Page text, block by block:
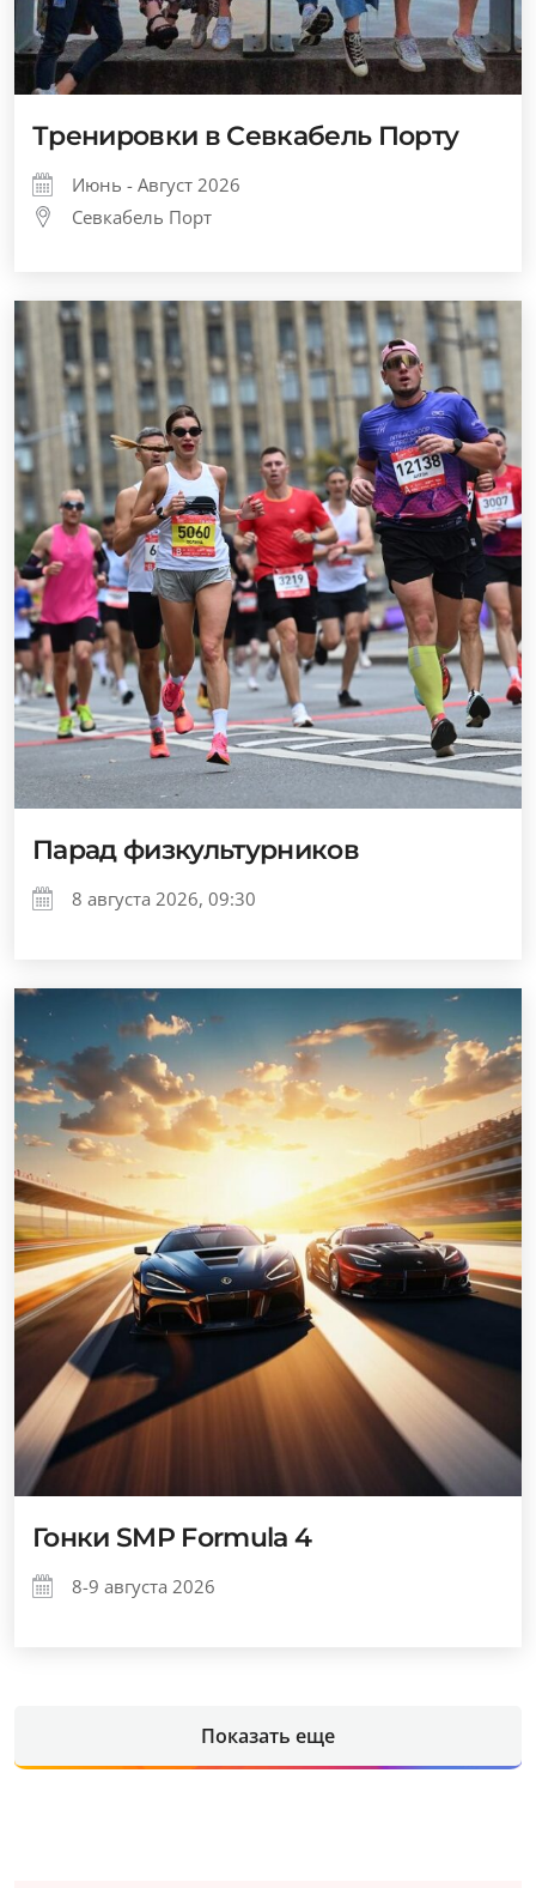
Тренировки в Севкабель Порту
Июнь - Август 2026
Севкабель Порт
Парад физкультурников
8 августа 2026, 09:30
Гонки SMP Formula 4
8-9 августа 2026
Показать еще